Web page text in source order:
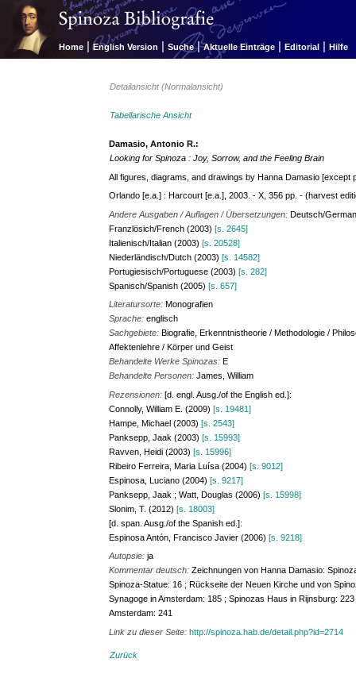
Home | English Version | Suche | Aktuelle Einträge | Editorial | Hilfe
Detailansicht (Normalansicht)
Tabellarische Ansicht
Damasio, Antonio R.:
Looking for Spinoza : Joy, Sorrow, and the Feeling Brain
All figures, diagrams, and drawings by Hanna Damasio [except
Orlando [e.a.] : Harcourt [e.a.], 2003. - X, 356 pp. - (harvest
Andere Ausgaben / Auflagen / Übersetzungen:Deutsch/
Franzlösich/French (2003)[s. 2645]
Italienisch/Italian (2003)[s. 20528]
Niederländisch/Dutch (2003)[s. 14582]
Portugiesisch/Portuguese (2003)[s. 282]
Spanisch/Spanish (2005)[s. 657]
Literatursorte:Monografien
Sprache:englisch
Sachgebiete:Biografie, Erkenntnistheorie / Methodologie /
Affektenlehre / Körper und Geist
Behandelte Werke Spinozas:E
Behandelte Personen:James, William
Rezensionen:[d. engl. Ausg./of the English ed.]:
Connolly, William E. (2009)[s. 19481]
Hampe, Michael (2003)[s. 2543]
Panksepp, Jaak (2003)[s. 15993]
Ravven, Heidi (2003)[s. 15996]
Ribeiro Ferreira, Maria Luísa (2004)[s. 9012]
Espinosa, Luciano (2004)[s. 9217]
Panksepp, Jaak ; Watt, Douglas (2006)[s. 15998]
Slonim, T. (2012)[s. 18003]
[d. span. Ausg./of the Spanish ed.]:
Espinosa Antón, Francisco Javier (2006)[s. 9218]
Autopsie:ja
Kommentar deutsch:Zeichnungen von Hanna Damasio:
Spinoza-Statue: 16 ; Rückseite der Neuen Kirche und von
Synagoge in Amsterdam: 185 ; Spinozas Haus in Rijnsburg:
Amsterdam: 241
Link zu dieser Seite:http://spinoza.hab.de/detail.php?id=2714
Zurück